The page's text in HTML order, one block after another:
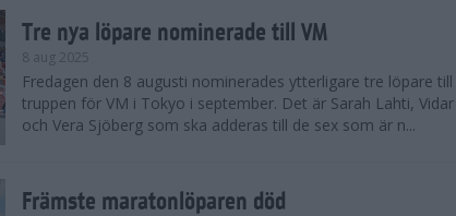
Tre nya löpare nominerade till VM
8 aug 2025
Fredagen den 8 augusti nominerades ytterligare tre löpare till
truppen för VM i Tokyo i september. Det är Sarah Lahti, Vidar
och Vera Sjöberg som ska adderas till de sex som är n...
Främste maratonlöparen död